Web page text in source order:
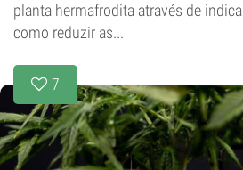
planta hermafrodita através de
como reduzir as...
7